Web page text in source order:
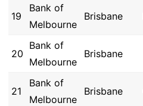
19
Bank of
Melbourne
Brisbane
20
Bank of
Melbourne
Brisbane
21
Bank of
Melbourne
Brisbane